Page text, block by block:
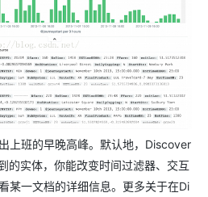
上班的早晚高峰。默认地，Discover
的实体，你能改变时间过滤器、交互
某一文档的详细信息。更多关于在Di